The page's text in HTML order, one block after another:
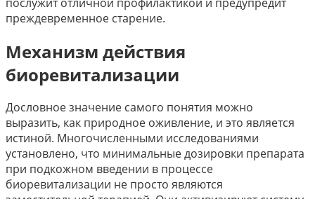
преждевременное старение.
Механизм действия
биоревитализации
Дословное значение самого понятия можно
выразить, как природное оживление, и это является
истиной. Многочисленными исследованиями
установлено, что минимальные дозировки препарата
при подкожном введении в процессе
биоревитализации не просто являются